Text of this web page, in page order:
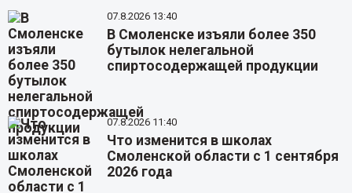
07.8.2026 13:40
В Смоленске изъяли более 350
бутылок нелегальной
спиртосодержащей продукции
07.8.2026 11:40
Что изменится в школах
Смоленской области с 1 сентября
2026 года